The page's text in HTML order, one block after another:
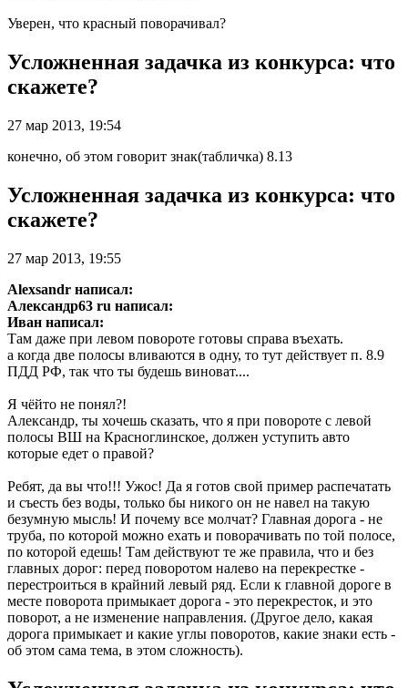
Уверен, что красный поворачивал?
Усложненная задачка из конкурса: что
скажете?
27 мар 2013, 19:54
конечно, об этом говорит знак(табличка) 8.13
Усложненная задачка из конкурса: что
скажете?
27 мар 2013, 19:55
Alexsandr написал:
Александр63 ru написал:
Иван написал:
Там даже при левом повороте готовы справа въехать.
а когда две полосы вливаются в одну, то тут действует п. 8.9
ПДД РФ, так что ты будешь виноват....
Я чёйто не понял?!
Александр, ты хочешь сказать, что я при повороте с левой
полосы ВШ на Красноглинское, должен уступить авто
которые едет о правой?
Ребят, да вы что!!! Ужос! Да я готов свой пример распечатать
и съесть без воды, только бы никого он не навел на такую
безумную мысль! И почему все молчат? Главная дорога - не
труба, по которой можно ехать и поворачивать по той полосе,
по которой едешь! Там действуют те же правила, что и без
главных дорог: перед поворотом налево на перекрестке -
перестроиться в крайний левый ряд. Если к главной дороге в
месте поворота примыкает дорога - это перекресток, и это
поворот, а не изменение направления. (Другое дело, какая
дорога примыкает и какие углы поворотов, какие знаки есть -
об этом сама тема, в этом сложность).